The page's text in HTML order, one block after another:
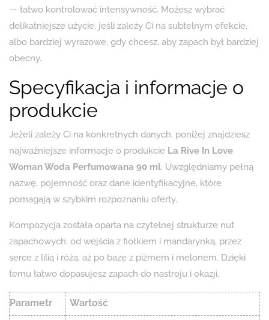
— łatwo kontrolować intensywność. Możesz wybrać
delikatniejsze użycie, jeśli zależy Ci na subtelnym efekcie,
albo bardziej wyrazowe, gdy chcesz, aby zapach był bardziej
obecny.
Specyfikacja i informacje o
produkcie
Jeżeli zależy Ci na konkretnych danych, poniżej znajdziesz
najważniejsze informacje o produkcie La Rive In Love
Woman Woda Perfumowana 90 ml. Uwzględniamy pełną
nazwę, pojemność oraz dane identyfikacyjne, które
pomagają w szybkim rozpoznaniu oferty.
Kompozycja została oparta na czytelnej strukturze nut
zapachowych: od wejścia z fiołkiem i mandarynką, przez
serce z lilią i różą, aż po bazę z piżmem i melonem. Dzięki
temu łatwo dopasujesz zapach do nastroju i okazji.
Parametr Wartość